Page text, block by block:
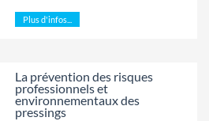
Plus d'infos...
La prévention des risques
professionnels et
environnementaux des
pressings